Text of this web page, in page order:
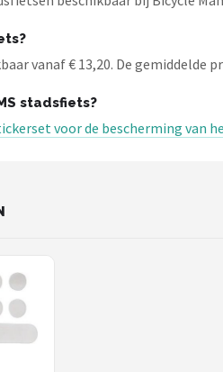
vanaf € 13,20. De gemiddelde
stadsfiets?
voor de bescherming van